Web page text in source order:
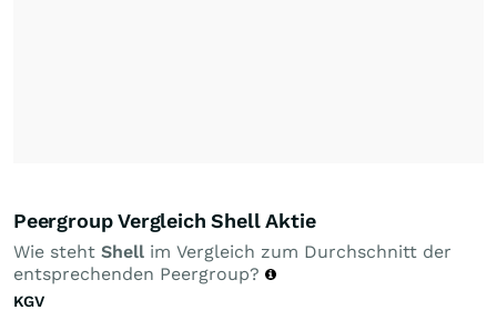
Peergroup Vergleich Shell Aktie
Wie steht Shell im Vergleich zum Durchschnitt der
entsprechenden Peergroup?
KGV